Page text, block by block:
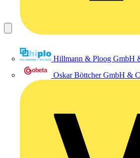
Hillmann & Ploog GmbH
Oskar Böttcher GmbH &